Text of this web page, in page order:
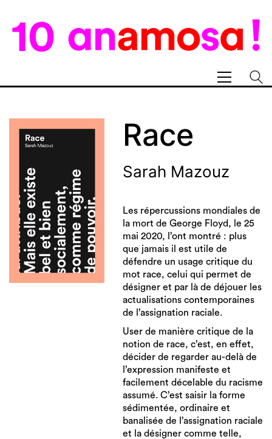
Race
Sarah Mazouz
Les répercussions mondiales de
la mort de George Floyd, le 25
mai 2020, l’ont montré : plus
que jamais il est utile de
défendre un usage critique du
mot race, celui qui permet de
désigner et par là de déjouer les
actualisations contemporaines
de l’assignation raciale.
User de manière critique de la
notion de race, c’est, en effet,
décider de regarder au-delà de
l’expression manifeste et
facilement décelable du racisme
assumé. C’est saisir la forme
sédimentée, ordinaire et
banalisée de l’assignation raciale
et la désigner comme telle,